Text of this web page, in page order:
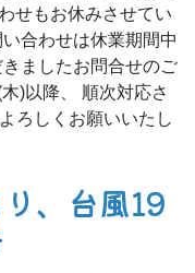
せもお休みさせてい
合わせは休業期間中
ましたお問合せのご
)以降、 順次対応さ
ろしくお願いいたし
、台風19